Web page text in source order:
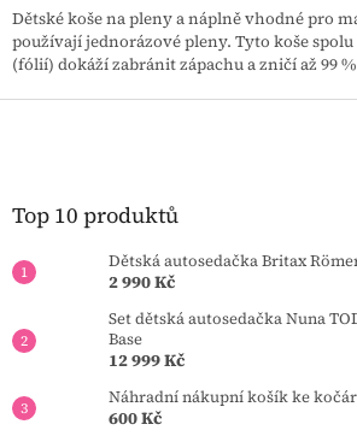
l
á
d
c
v
p
u
Dětské koše na pleny a náplně vhodné pro
používají jednorázové pleny. Tyto koše
(fólií) dokáží zabránit zápachu a zničí až 99
Z
Top 10 produktů
Dětská autosedačka Britax
2 990 Kč
Set dětská autosedačka Nuna
Base
12 999 Kč
Náhradní nákupní košík ke
600 Kč